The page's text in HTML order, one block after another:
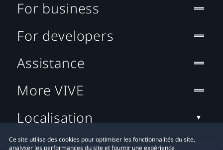
Ce site utilise des cookies pour optimiser les fonctionnalités du site,
analyser les performances du site et fournir une expérience
For business
For developers
Assistance
More VIVE
Localisation